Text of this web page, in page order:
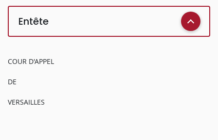
Entête
COUR D'APPEL
DE
VERSAILLES